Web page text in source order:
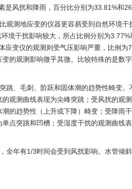
风扰和降雨，百分比分别为33.81%和
观测地应变的仪器更容易受到自然环境干
境干扰影响较大，所占比例分别为
应变仪的观测则受气压影响严重，比例为
的观测影响微乎其微。比较特殊的是数
跳、毛刺、阶跃和固体潮的趋势性畸变。
观测曲线表现为尖峰突跳；受风扰的观
的趋势性（上升或下降）畸变；受降雨
点突跳和凹槽；受湿度干扰的观测曲线
全年有1/3时间会受到风扰影响。水管倾